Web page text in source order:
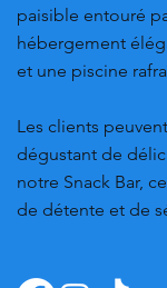
paisible entouré
hébergement
et une piscine
Les clients
dégustant de
notre Snack Bar,
de détente et de